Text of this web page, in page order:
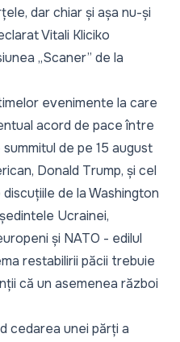
dar chiar și așa nu-și
Vitali Kliciko
„Scaner” de la
evenimente la care
acord de pace între
de pe 15 august
Donald Trump, și cel
de la Washington
Ucrainei,
și NATO - edilul
restabilirii păcii trebuie
că un asemenea război
cedarea unei părți a